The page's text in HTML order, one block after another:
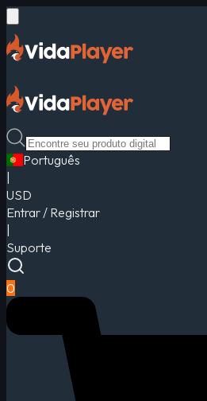
Português
USD
Entrar / Registrar
Suporte
0